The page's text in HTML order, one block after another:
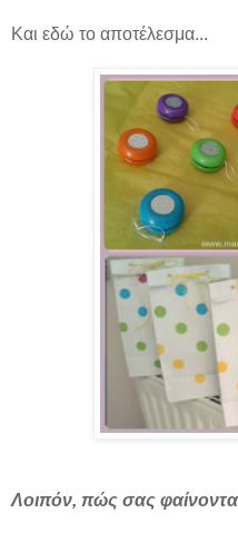
Και εδώ το αποτέλεσμα...
Λοιπόν, πώς σας